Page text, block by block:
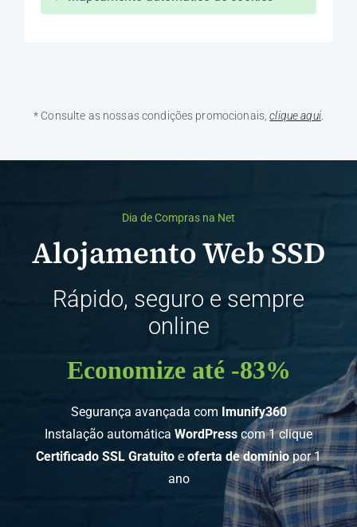
* Consulte as nossas condições promocionais,clique aqui.
Dia de Compras na Net
Alojamento Web SSD
Rápido, seguro e sempre
online
Economize até -83%
Segurança avançada com Imunify360
Instalação automática WordPress com 1 clique
Certificado SSL Gratuito e oferta de domíniopor 1
ano